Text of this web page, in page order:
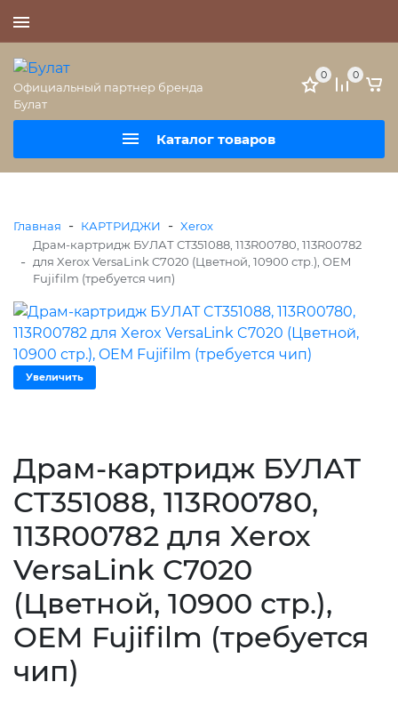
Официальный партнер бренда
Булат
Каталог товаров
0 0
Главная - КАРТРИДЖИ - Xerox
-
Драм-картридж БУЛАТ CT351088, 113R00780, 113R00782
для Xerox VersaLink C7020 (Цветной, 10900 стр.), OEM
Fujifilm (требуется чип)
Увеличить
Драм-картридж БУЛАТ
CT351088, 113R00780,
113R00782 для Xerox
VersaLink C7020
(Цветной, 10900 стр.),
OEM Fujifilm (требуется
чип)